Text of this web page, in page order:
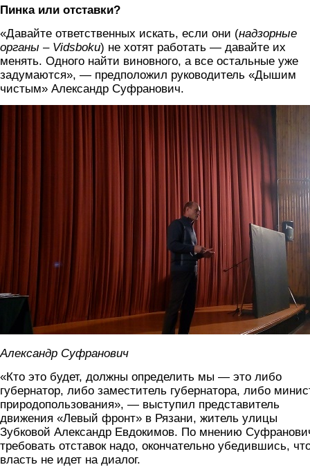
Пинка или отставки?
«Давайте ответственных искать, если они (надзорные
органы – Vidsboku) не хотят работать — давайте их
менять. Одного найти виновного, а все остальные уже
задумаются», — предположил руководитель «Дышим
чистым» Александр Суфранович.
Александр Суфранович
«Кто это будет, должны определить мы — это либо
губернатор, либо заместитель губернатора, либо
природопользования», — выступил представитель
движения «Левый фронт» в Рязани, житель улицы
Зубковой Александр Евдокимов. По мнению
требовать отставок надо, окончательно убедившись,
власть не идет на диалог.